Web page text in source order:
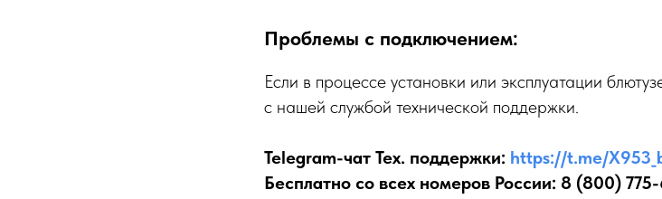
Проблемы с подключением:
Если в процессе установки или эксплуатации
с нашей службой технической поддержки.
Telegram-чат Тех. поддержки: https://t.me/
Бесплатно со всех номеров России: 8 (800)